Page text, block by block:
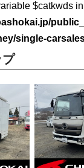
$catkwds in
single-
プ